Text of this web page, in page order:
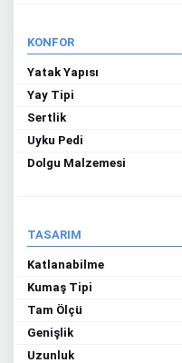
KONFOR
Yatak Yapısı
Yay Tipi
Sertlik
Uyku Pedi
Dolgu Malzemesi
TASARIM
Katlanabilme
Kumaş Tipi
Tam Ölçü
Genişlik
Uzunluk